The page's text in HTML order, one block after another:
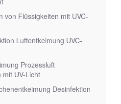
von Flüssigkeiten mit UVC-
Luftentkeimung UVC-
Prozessluft
mit UV-Licht
Desinfektion